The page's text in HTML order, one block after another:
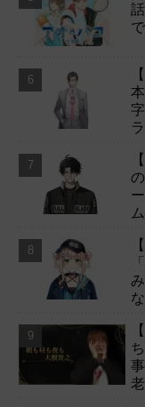
ラ